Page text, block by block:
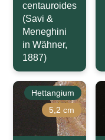
centauroides
(Savi &
Meneghini
in Wähner,
1887)
Hettangium
5,2 cm